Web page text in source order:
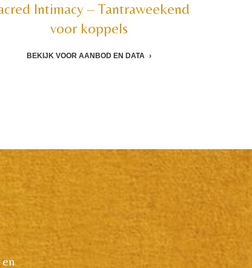
Intimacy – Tantraweekend
voor koppels
BEKIJK VOOR AANBOD EN DATA